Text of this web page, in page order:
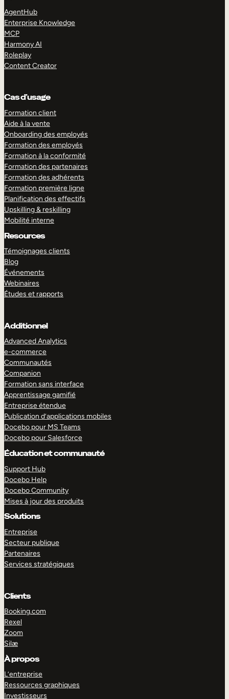
AgentHub
Enterprise Knowledge
MCP
Harmony AI
Roleplay
Content Creator
Cas d’usage
Formation client
Aide à la vente
Onboarding des employés
Formation des employés
Formation à la conformité
Formation des partenaires
Formation des adhérents
Formation première ligne
Planification des effectifs
Upskilling & reskilling
Mobilité interne
Resources
Témoignages clients
Blog
Événements
Webinaires
Études et rapports
Additionnel
Advanced Analytics
e-commerce
Communautés
Companion
Formation sans interface
Apprentissage gamifié
Entreprise étendue
Publication d’applications mobiles
Docebo pour MS Teams
Docebo pour Salesforce
Éducation et communauté
Support Hub
Docebo Help
Docebo Community
Mises à jour des produits
Solutions
Entreprise
Secteur publique
Partenaires
Services stratégiques
Clients
Booking.com
Rexel
Zoom
Silæ
À propos
L’entreprise
Ressources graphiques
Investisseurs